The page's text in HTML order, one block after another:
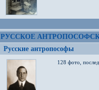
РУССКОЕ
Русские антропософы
128 фото,